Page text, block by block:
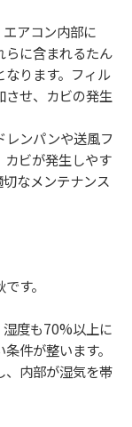
アコン内部に
らに含まれるたん
ります。フィル
させ、カビの発生
レンパンや送風フ
カビが発生しやす
なメンテナンス
す。
度も70%以上に
件が整います。
、内部が湿気を帯